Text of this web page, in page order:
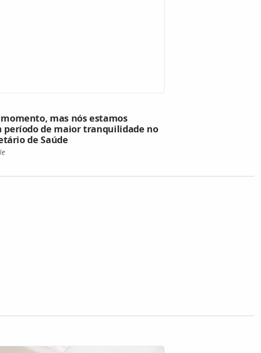
mas nós estamos
período de maior tranquilidade no
de Saúde